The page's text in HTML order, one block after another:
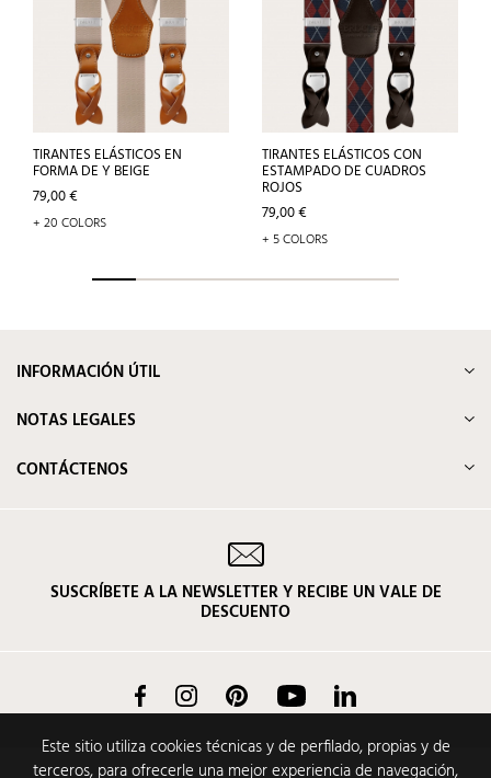
TIRANTES ELÁSTICOS EN
FORMA DE Y BEIGE
Precio
79,00 €
+ 20 COLORS
TIRANTES ELÁSTICOS CON
ESTAMPADO DE CUADROS
ROJOS
Precio
79,00 €
+ 5 COLORS
Este sitio utiliza cookies técnicas y de perfilado, propias y de
terceros, para ofrecerle una mejor experiencia de navegación,
INFORMACIÓN ÚTIL
NOTAS LEGALES
CONTÁCTENOS
SUSCRÍBETE A LA NEWSLETTER Y RECIBE UN VALE DE
DESCUENTO
FacebookInstagram Pinterest YouTube